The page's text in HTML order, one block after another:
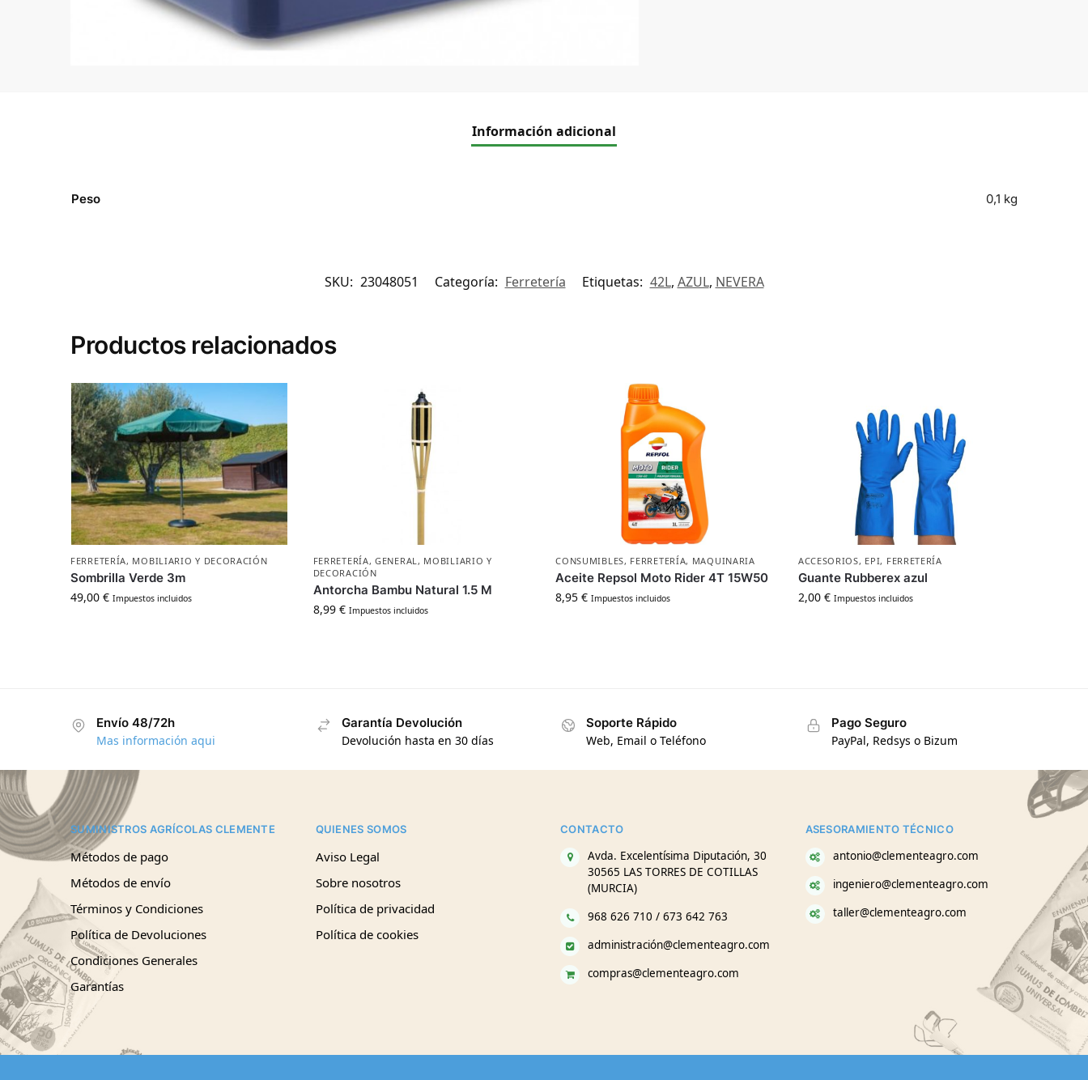
Información adicional
Peso 0,1 kg
SKU: 23048051 Categoría: Ferretería Etiquetas: 42L, AZUL, NEVERA
Productos relacionados
FERRETERÍA, MOBILIARIO Y DECORACIÓN
Sombrilla Verde 3m
49,00€ Impuestos incluidos
FERRETERÍA,GENERAL , MOBILIARIO Y
DECORACIÓN
Antorcha Bambu Natural 1.5 M
8,99 € Impuestos incluidos
CONSUMIBLES, FERRETERÍA, MAQUINARIA
Aceite Repsol Moto Rider 4T 15W50
8,95€ Impuestos incluidos
ACCESORIOS, EPI, FERRETERÍA
Guante Rubberex azul
2,00 € Impuestos incluidos
Envío 48/72h
Mas información aqui
Garantía Devolución
Devolución hasta en 30 días
Soporte Rápido
Web, Email o Teléfono
Pago Seguro
PayPal, Redsys o Bizum
SUMINISTROS AGRÍCOLAS CLEMENTE
Métodos de pago
Métodos de envío
Términos y Condiciones
Política de Devoluciones
Condiciones Generales
Garantías
QUIENES SOMOS
Aviso Legal
Sobre nosotros
Política de privacidad
Política de cookies
CONTACTO
Avda. Excelentísima Diputación, 30
30565 LAS TORRES DE COTILLAS
(MURCIA)
968 626 710 / 673 642 763
administración@clementeagro.com
compras@clementeagro.com
ASESORAMIENTO TÉCNICO
antonio@clementeagro.com
ingeniero@clementeagro.com
taller@clementeagro.com